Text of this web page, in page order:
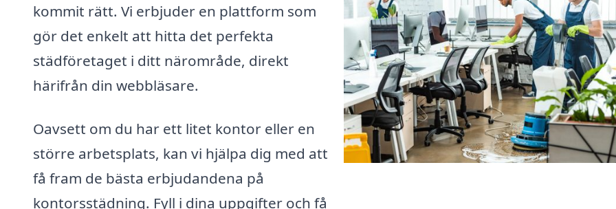
kommit rätt. Vi erbjuder en plattform som
gör det enkelt att hitta det perfekta
städföretaget i ditt närområde, direkt
härifrån din webbläsare.
Oavsett om du har ett litet kontor eller en
större arbetsplats, kan vi hjälpa dig med att
få fram de bästa erbjudandena på
kontorsstädning. Fyll i dina uppgifter och få